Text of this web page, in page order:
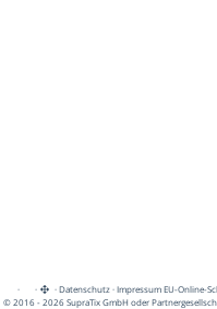
· · ·Datenschutz·Impressum EU-Online-
© 2016 - 2026 SupraTix GmbH oder